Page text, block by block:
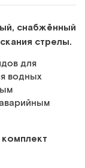
снабжённый
стрелы.
для
водных